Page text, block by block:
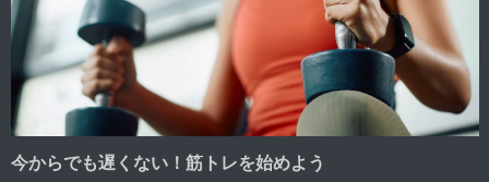
今からでも遅くない！筋トレを始めよう